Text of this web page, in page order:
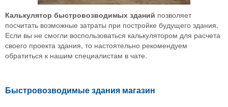
Калькулятор быстровозводимых зданий позволяет
посчитать возможные затраты при постройке будущего здания.
Если вы не смогли воспользоваться калькулятором для расчета
своего проекта здания, то настоятельно рекомендуем
обратиться к нашим специалистам в чате.
Быстровозводимые здания магазин